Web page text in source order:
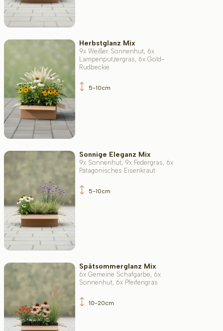
Filter toepassen
Herbstglanz Mix
9x Weißer Sonnenhut, 6x
Lampenputzergras, 6x Gold-
Rudbeckie
5-10cm
Sonnige Eleganz Mix
9x Sonnenhut, 9x Federgras, 6x
Patagonisches Eisenkraut
5-10cm
Spätsommerglanz Mix
6x Gemeine Schafgarbe, 6x
Sonnenhut, 6x Pfeifengras
10-20cm